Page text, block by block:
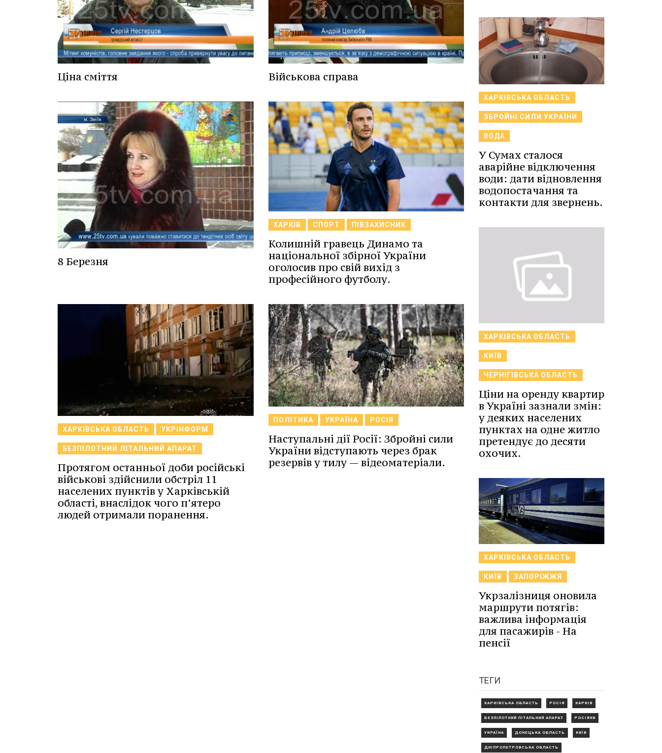
Ціна сміття Військова справа
8 Березня
ХАРКІВ СПОРТ ПІВЗАХИСНИК
Колишній гравець Динамо та
національної збірної України
оголосив про свій вихід з
професійного футболу.
ХАРКІВСЬКА ОБЛАСТЬ УКРІНФОРМ
БЕЗПІЛОТНИЙ ЛІТАЛЬНИЙ АПАРАТ
Протягом останньої доби російські
військові здійснили обстріл 11
населених пунктів у Харківській
області, внаслідок чого п’ятеро
людей отримали поранення.
ПОЛІТИКА УКРАЇНА РОСІЯ
Наступальні дії Росії: Збройні сили
України відступають через брак
резервів у тилу — відеоматеріали.
ХАРКІВСЬКА ОБЛАСТЬ
ЗБРОЙНІ СИЛИ УКРАЇНИ
ВОДА
У Сумах сталося
аварійне відключення
води: дати відновлення
водопостачання та
контакти для звернень.
ХАРКІВСЬКА ОБЛАСТЬ
КИЇВ
ЧЕРНІГІВСЬКА ОБЛАСТЬ
Ціни на оренду квартир
в Україні зазнали змін:
у деяких населених
пунктах на одне житло
претендує до десяти
охочих.
ХАРКІВСЬКА ОБЛАСТЬ
КИЇВ ЗАПОРІЖЖЯ
Укрзалізниця оновила
маршрути потягів:
важлива інформація
для пасажирів - На
пенсії
ТЕГИ
ХАРКІВСЬКА ОБЛАСТЬ РОСІЯ ХАРКІВ
БЕЗПІЛОТНИЙ ЛІТАЛЬНИЙ АПАРАТ РОСІЯНИ
УКРАЇНА ДОНЕЦЬКА ОБЛАСТЬ КИЇВ
ДНІПРОПЕТРОВСЬКА ОБЛАСТЬ